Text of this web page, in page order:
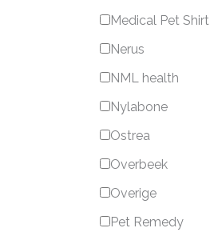
Medical Pet Shirt
Nerus
NML health
Nylabone
Ostrea
Overbeek
Overige
Pet Remedy